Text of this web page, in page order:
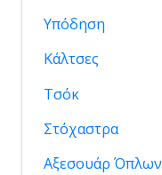
Υπόδηση
Κάλτσες
Τσόκ
Στόχαστρα
Αξεσουάρ Όπλων